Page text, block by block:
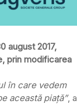
august 2017,
prin modificarea
în care vedem
această piaţă”, a